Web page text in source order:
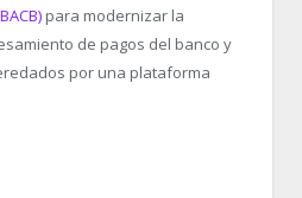
para modernizar la
de pagos del banco y
por una plataforma